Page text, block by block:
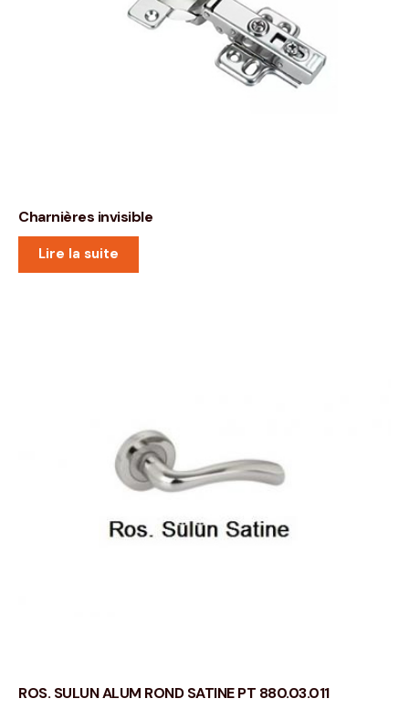
Charnières invisible
Lire la suite
ROS. SULUN ALUM ROND SATINE PT 880.03.011